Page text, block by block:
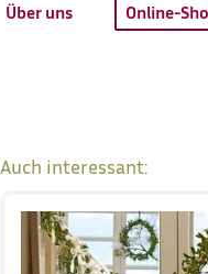
Über uns Online-
Auch interessant: